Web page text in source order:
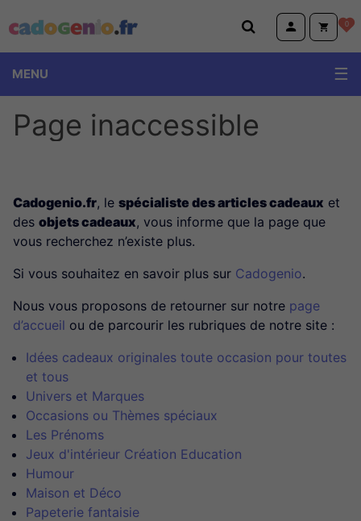
Cadogenio.fr 0
MENU
Page inaccessible
Cadogenio.fr, le spécialiste des articles cadeaux et
des objets cadeaux, vous informe que la page que
vous recherchez n’existe plus.
Si vous souhaitez en savoir plus sur Cadogenio.
Nous vous proposons de retourner sur notre page
d’accueil ou de parcourir les rubriques de notre site :
Idées cadeaux originales toute occasion pour toutes
et tous
Univers et Marques
Occasions ou Thèmes spéciaux
Les Prénoms
Jeux d'intérieur Création Education
Humour
Maison et Déco
Papeterie fantaisie